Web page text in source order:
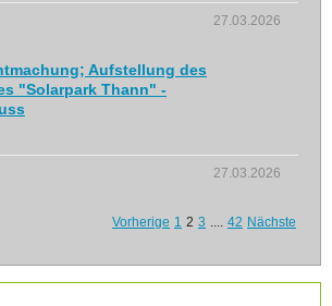
27.03.2026
Aufstellung des
"Solarpark Thann" -
27.03.2026
Vorherige 1 2 3 .... 42 Nächste